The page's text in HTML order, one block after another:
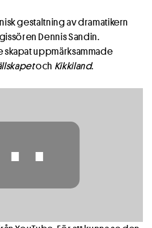
gestaltning av dramatikern
Dennis Sandin.
skapat uppmärksammade
och Kikkiland.